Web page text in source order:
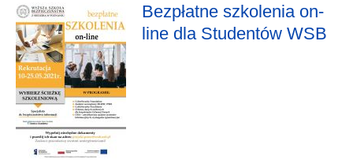
Bezpłatne szkolenia on-
line dla Studentów WSB